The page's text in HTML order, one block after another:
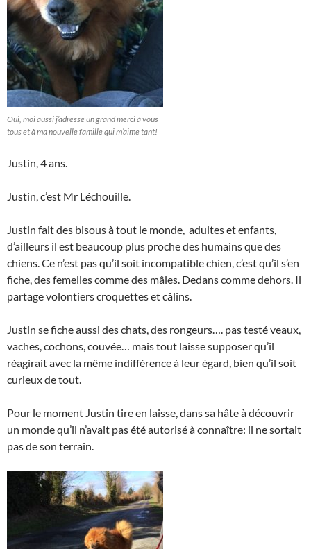
Oui, moi aussi j’adresse un grand merci à vous
tous et à ma nouvelle famille qui m’aime tant!
Justin, 4 ans.
Justin, c’est Mr Léchouille.
Justin fait des bisous à tout le monde, adultes et enfants,
d’ailleurs il est beaucoup plus proche des humains que des
chiens. Ce n’est pas qu’il soit incompatible chien, c’est qu’il s’en
fiche, des femelles comme des mâles. Dedans comme dehors. Il
partage volontiers croquettes et câlins.
Justin se fiche aussi des chats, des rongeurs…. pas testé veaux,
vaches, cochons, couvée… mais tout laisse supposer qu’il
réagirait avec la même indifférence à leur égard, bien qu’il soit
curieux de tout.
Pour le moment Justin tire en laisse, dans sa hâte à découvrir
un monde qu’il n’avait pas été autorisé à connaître: il ne sortait
pas de son terrain.